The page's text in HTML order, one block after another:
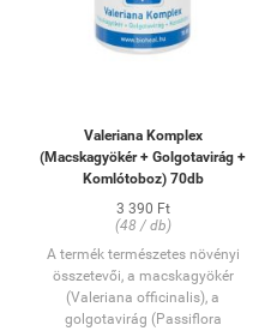
Valeriana Komplex
(Macskagyökér + Golgotavirág +
Komlótoboz) 70db
3 390 Ft
(48 / db)
A termék természetes növényi
összetevői, a macskagyökér
(Valeriana officinalis), a
golgotavirág (Passiflora